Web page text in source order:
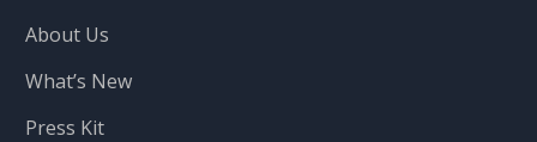
About Us
What’s New
Press Kit